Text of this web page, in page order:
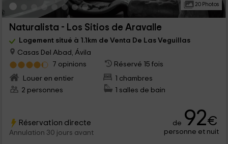
20 Photos
Naturalista - Los Sitios de Aravalle
Logement situé à 1.1km de Venta De Las Veguillas
Casas Del Abad, Ávila
7 opinions
Réservé 15 fois
Louer en entier
1 chambres
2 personnes
1 salles de bain
Réservation directe
Annulation 30 jours avant
de 92€
personne et nuit